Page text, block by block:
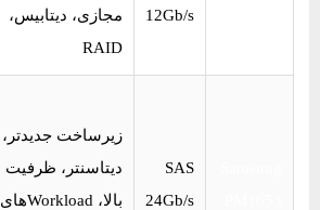
12Gb/s
مجازی، دیتابیس،
RAID
SAS
24Gb/s
زیرساخت جدیدتر،
دیتاسنتر، ظرفیت
بالا، Workloadهای